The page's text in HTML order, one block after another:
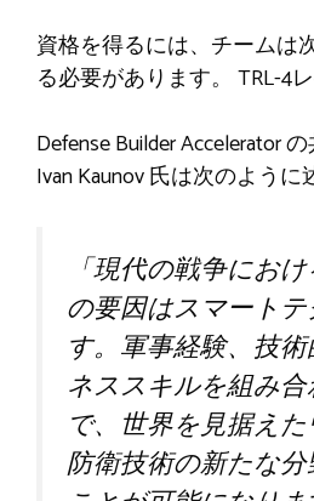
資格を得るには、チームは
る必要があります。 TRL-4
Defense Builder Accelerator
Ivan Kaunov 氏は次のように
「現代の戦争にお
の要因はスマート
す。軍事経験、技
ネススキルを組み
で、世界を見据え
防衛技術の新たな